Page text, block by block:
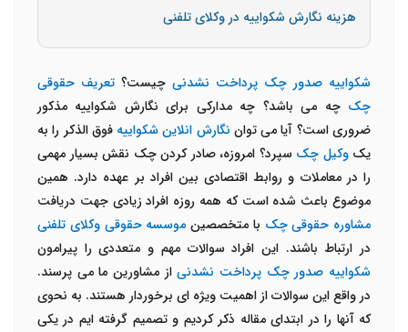
هزینه نگارش شکواییه در وکلای تلفنی
شکواییه صدور چک پرداخت نشدنی چیست؟ تعریف حقوقی
چک چه می باشد؟ چه مدارکی برای نگارش شکواییه مذکور
ضروری است؟ آیا می توان نگارش انلاین شکواییه فوق الذکر را به
یکوکیل چک سپرد؟ امروزه، صادر کردن چک نقش بسیار مهمی
را در معاملات و روابط اقتصادی بین افراد بر عهده دارد. همین
موضوع باعث شده است که همه روزه افراد زیادی جهت دریافت
مشاوره حقوقی چک با متخصصین موسسه حقوقی وکلای تلفنی
در ارتباط باشند. این افراد سوالات مهم و متعددی را پیرامون
شکواییه صدور چک پرداخت نشدنی از مشاورین ما می پرسند.
در واقع این سوالات از اهمیت ویژه ای برخوردار هستند. به نحوی
که آنها را در ابتدای مقاله ذکر کردیم و تصمیم گرفته ایم در یکی